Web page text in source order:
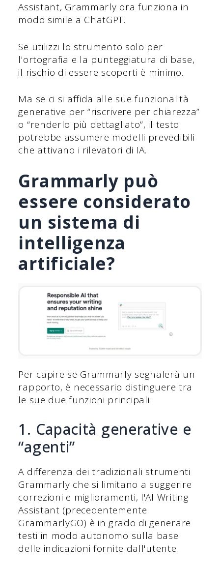
Assistant, Grammarly ora funziona in
modo simile a ChatGPT.
Se utilizzi lo strumento solo per
l'ortografia e la punteggiatura di base,
il rischio di essere scoperti è minimo.
Ma se ci si affida alle sue funzionalità
generative per “riscrivere per chiarezza”
o “renderlo più dettagliato”, il testo
potrebbe assumere modelli prevedibili
che attivano i rilevatori di IA.
Grammarly può
essere considerato
un sistema di
intelligenza
artificiale?
Per capire se Grammarly segnalerà un
rapporto, è necessario distinguere tra
le sue due funzioni principali:
1. Capacità generative e
“agenti”
A differenza dei tradizionali strumenti
Grammarly che si limitano a suggerire
correzioni e miglioramenti, l'AI Writing
Assistant (precedentemente
GrammarlyGO) è in grado di generare
testi in modo autonomo sulla base
delle indicazioni fornite dall'utente.